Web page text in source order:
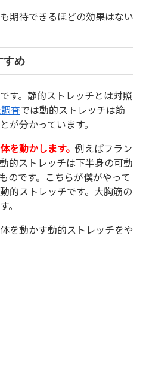
期待できるほどの効果はない
すめ
す。静的ストレッチとは対照
査では動的ストレッチは筋
が分かっています。
を動かします。 例えばフラン
的ストレッチは下半身の可動
のです。こちらが僕がやって
的ストレッチです。大胸筋の
。
を動かす動的ストレッチをや